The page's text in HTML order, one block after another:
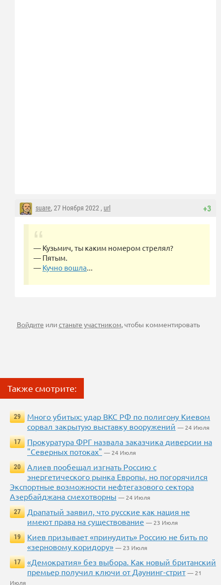
+3
suare, 27 Ноября 2022 , url
— Кузьмич, ты каким номером стрелял?
— Пятым.
— Кучно вошла
Войдите илистаньте участником, чтобы комментировать
Также смотрите:
29
Много убитых: удар ВКС РФ по полигону Киевом
сорвал закрытую выставку вооружений — 24 Июля
17
Прокуратура ФРГ назвала заказчика диверсии на
"Северных потоках" — 24 Июля
20
Алиев пообещал изгнать Россию с
энергетического рынка Европы, но погорячился
Экспортные возможности нефтегазового сектора
Азербайджана смехотворны — 24 Июля
27
Драпатый заявил, что русские как нация не
имеют права на существование — 23 Июля
19
Киев призывает «принудить» Россию не бить по
«зерновому коридору» — 23 Июля
17
«Демократия» без выбора. Как новый британский
премьер получил ключи от Даунинг-стрит — 21
Июля